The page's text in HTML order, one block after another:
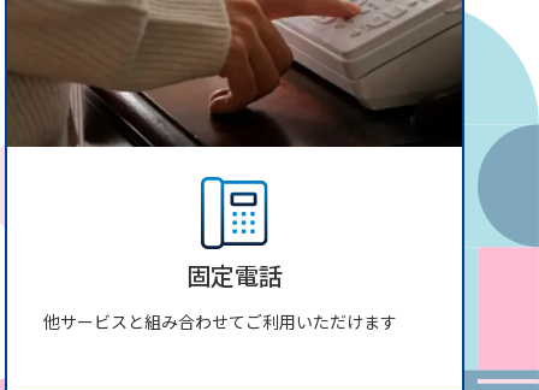
固定電話
他サービスと組み合わせてご利用いただけます